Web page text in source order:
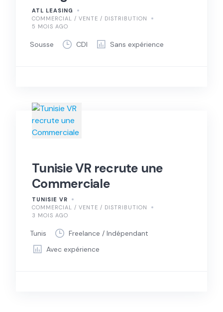
ATL LEASING
COMMERCIAL / VENTE / DISTRIBUTION
5 MOIS AGO
Sousse CDI Sans expérience
Tunisie VR recrute une
Commerciale
TUNISIE VR
COMMERCIAL / VENTE / DISTRIBUTION
3 MOIS AGO
Tunis
Freelance / Indépendant
Avec expérience